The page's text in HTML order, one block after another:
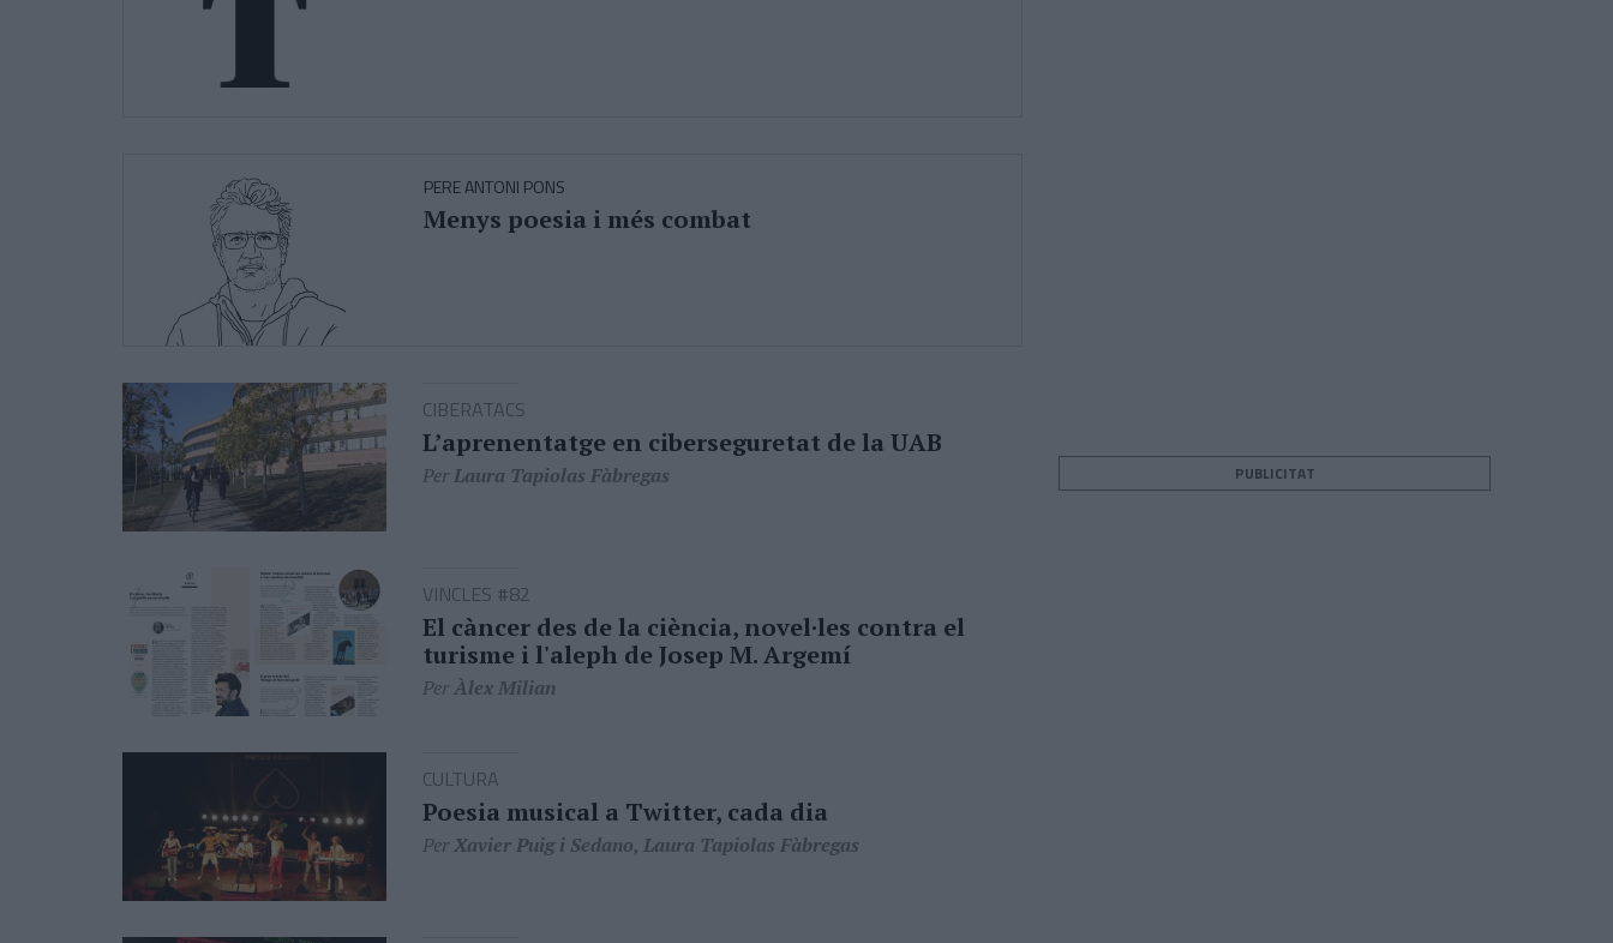
PERE ANTONI PONS
Menys poesia i més combat
CIBERATACS
L’aprenentatge en ciberseguretat de la UAB
PerLaura Tapiolas Fàbregas
VINCLES #82
El càncer des de la ciència, novel·les contra el
turisme i l'aleph de Josep M. Argemí
PerÀlex Milian
CULTURA
Poesia musical a Twitter, cada dia
PerXavier Puig i Sedano, Laura Tapiolas Fàbregas
PUBLICITAT